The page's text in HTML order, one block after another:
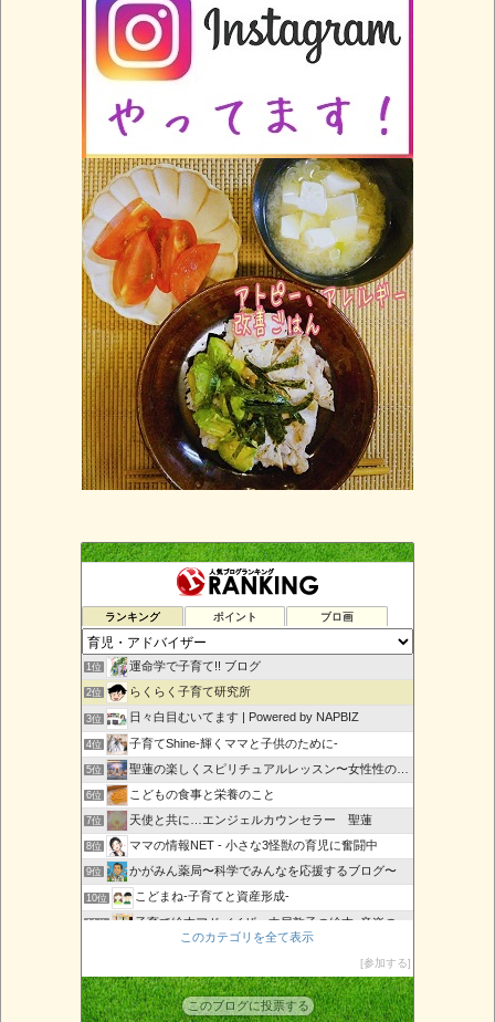
ランキング ポイント ブロ画
1位 運命学で子育て!! ブログ
2位 らくらく子育て研究所
3位 日々白目むいてます | Powered by NAPBIZ
4位 子育てShine-輝くママと子供のために-
5位 聖蓮の楽しくスピリチュアルレッスン〜女性性の目覚め〜
6位 こどもの食事と栄養のこと
7位 天使と共に…エンジェルカウンセラー 聖蓮
8位 ママの情報NET - 小さな3怪獣の育児に奮闘中
9位 かがみん薬局〜科学でみんなを応援するブログ〜
10位 こどまね-子育てと資産形成-
11位 子育て絵本アドバイザー中尾敦子の絵本×音楽の日々
14位 子育て初心者必見！
このカテゴリを全て表示
参加する
このブログに投票する